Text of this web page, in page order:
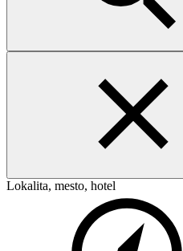
Lokalita, mesto, hotel